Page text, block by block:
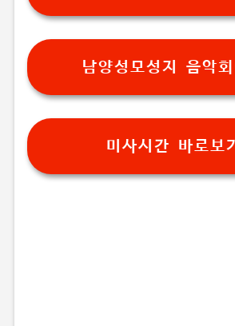
남양성모성지 음악회
미사시간 바로보